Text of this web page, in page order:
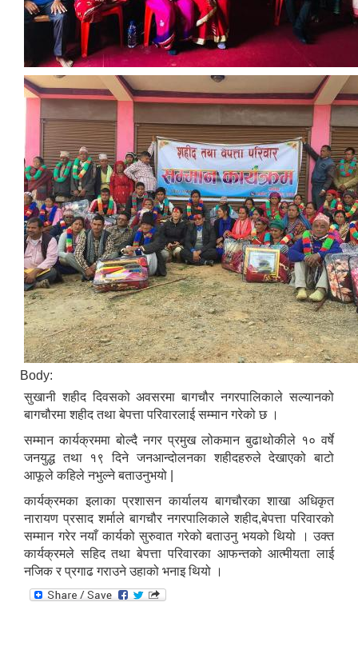
Body:
सुखानी शहीद दिवसको अवसरमा बागचौर नगरपालिकाले सल्यानको
बागचौरमा शहीद तथा बेपत्ता परिवारलाई सम्मान गरेको छ ।
सम्मान कार्यक्रममा बोल्दै नगर प्रमुख लोकमान बुढाथोकीले १० वर्षे
जनयुद्ध तथा १९ दिने जनआन्दोलनका शहीदहरुले देखाएको बाटो
आफूले कहिले नभुल्ने बताउनुभयो |
कार्यक्रमका इलाका प्रशासन कार्यालय बागचौरका शाखा अधिकृत
नारायण प्रसाद शर्माले बागचौर नगरपालिकाले शहीद,बेपत्ता परिवारको
सम्मान गरेर नयाँ कार्यको सुरुवात गरेको बताउनु भयको थियो । उक्त
कार्यक्रमले सहिद तथा बेपत्ता परिवारका आफन्तको आत्मीयता लाई
नजिक र प्रगाढ गराउने उहाको भनाइ थियो ।